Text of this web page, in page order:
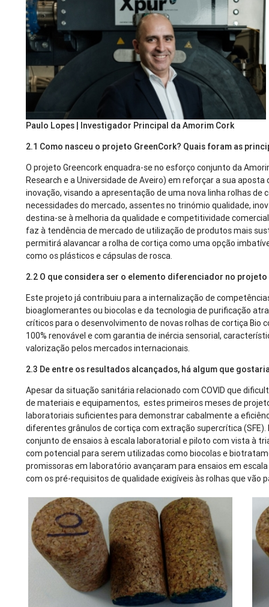
Paulo Lopes | Investigador Principal da Amorim Cork
2.1 Como nasceu o projeto GreenCork? Quais foram as
O projeto Greencork enquadra-se no esforço conjunto da
Research e a Universidade de Aveiro) em reforçar a sua
inovação, visando a apresentação de uma nova linha rolhas
necessidades do mercado, assentes no trinómio qualidade,
destina-se à melhoria da qualidade e competitividade
faz à tendência de mercado de utilização de produtos mais
permitirá alavancar a rolha de cortiça como uma opção
como os plásticos e cápsulas de rosca.
2.2 O que considera ser o elemento diferenciador no projeto
Este projeto já contribuiu para a internalização de
bioaglomerantes ou biocolas e da tecnologia de purificação
críticos para o desenvolvimento de novas rolhas de cortiça
100% renovável e com garantia de inércia sensorial,
valorização pelos mercados internacionais.
2.3 De entre os resultados alcançados, há algum que
Apesar da situação sanitária relacionado com COVID que
de materiais e equipamentos, estes primeiros meses de
laboratoriais suficientes para demonstrar cabalmente a
diferentes grânulos de cortiça com extração supercrítica
conjunto de ensaios à escala laboratorial e piloto com vista à
com potencial para serem utilizadas como biocolas e
promissoras em laboratório avançaram para ensaios em
com os pré-requisitos de qualidade exigíveis às rolhas que vão